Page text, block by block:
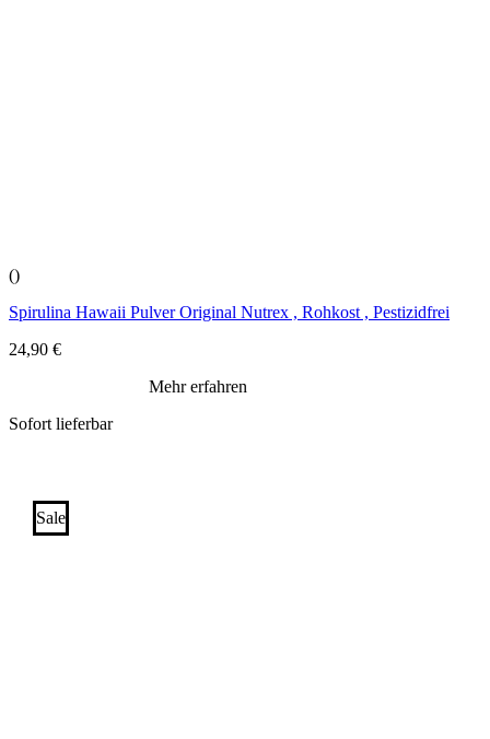
()
Spirulina Hawaii Pulver Original Nutrex , Rohkost , Pestizidfrei
24,90 €
Mehr erfahren
Sofort lieferbar
Sale